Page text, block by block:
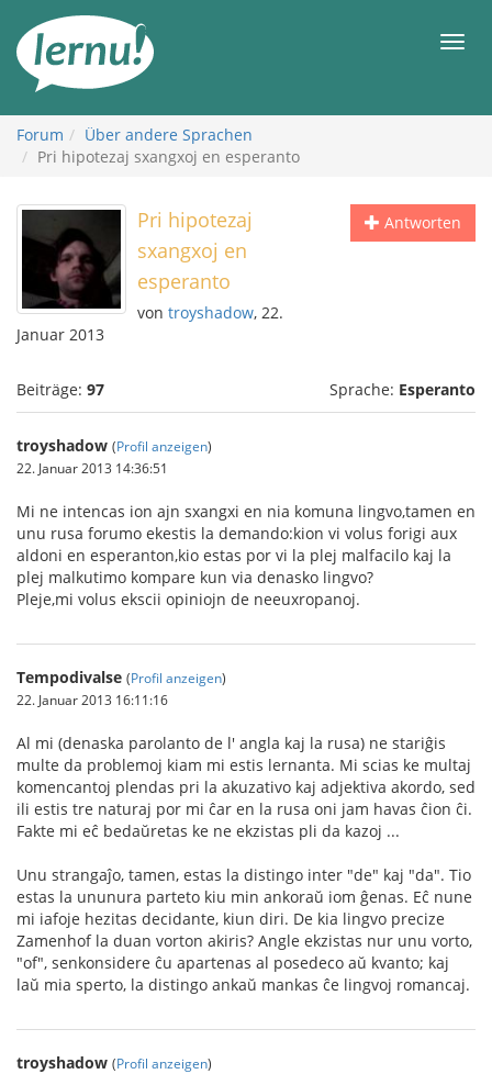
Inhalt
Forum
Über andere Sprachen
Pri hipotezaj sxangxoj en esperanto
Antworten
Pri hipotezaj
sxangxoj en
esperanto
von troyshadow, 22.
Januar 2013
Beiträge: 97 Sprache: Esperanto
troyshadow (Profil anzeigen)
22. Januar 2013 14:36:51
Mi ne intencas ion ajn sxangxi en nia komuna lingvo,tamen en
unu rusa forumo ekestis la demando:kion vi volus forigi aux
aldoni en esperanton,kio estas por vi la plej malfacilo kaj la
plej malkutimo kompare kun via denasko lingvo?
Pleje,mi volus ekscii opiniojn de neeuxropanoj.
Tempodivalse (Profil anzeigen)
22. Januar 2013 16:11:16
Al mi (denaska parolanto de l' angla kaj la rusa) ne stariĝis
multe da problemoj kiam mi estis lernanta. Mi scias ke multaj
komencantoj plendas pri la akuzativo kaj adjektiva akordo, sed
ili estis tre naturaj por mi ĉar en la rusa oni jam havas ĉion ĉi.
Fakte mi eĉ bedaŭretas ke ne ekzistas pli da kazoj ...
Unu strangaĵo, tamen, estas la distingo inter "de" kaj "da". Tio
estas la ununura parteto kiu min ankoraŭ iom ĝenas. Eĉ nune
mi iafoje hezitas decidante, kiun diri. De kia lingvo precize
Zamenhof la duan vorton akiris? Angle ekzistas nur unu vorto,
"of", senkonsidere ĉu apartenas al posedeco aŭ kvanto; kaj
laŭ mia sperto, la distingo ankaŭ mankas ĉe lingvoj romancaj.
troyshadow (Profil anzeigen)